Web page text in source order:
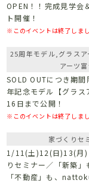
OPEN！！完成見学会
ト開催！
※このイベントは終了しま
25周年モデル,グラス
アーツ
SOLD OUTにつき期
年記念モデル【グラス
16日まで公開！
※このイベントは終了しま
家づくりセ
1/11(土)12(日)13(月)
りセミナー／「新築」
「不動産」も、